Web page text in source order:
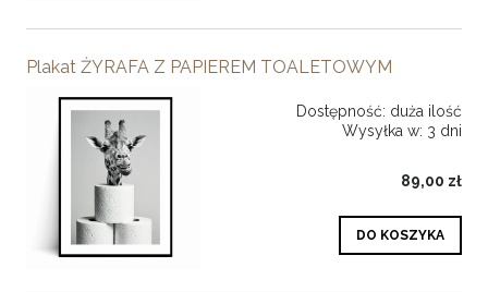
Plakat ŻYRAFA Z PAPIEREM TOALETOWYM
Dostępność: duża ilość
Wysyłka w: 3 dni
89,00 zł
DO KOSZYKA